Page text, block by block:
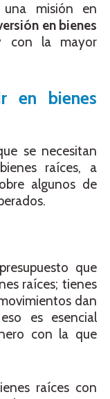
una misión en
en bienes
con la mayor
en bienes
se necesitan
raíces, a
algunos de
que
raíces; tienes
dan
es esencial
con la que
raíces con